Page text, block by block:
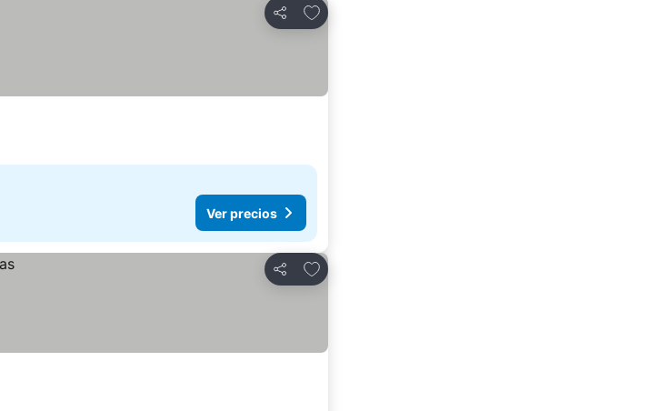
Compartir
Agregar a favoritos
Ver precios
Compartir
Agregar a favoritos